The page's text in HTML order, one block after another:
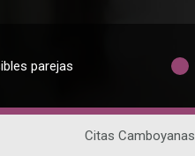
parejas
Citas Camboyanas